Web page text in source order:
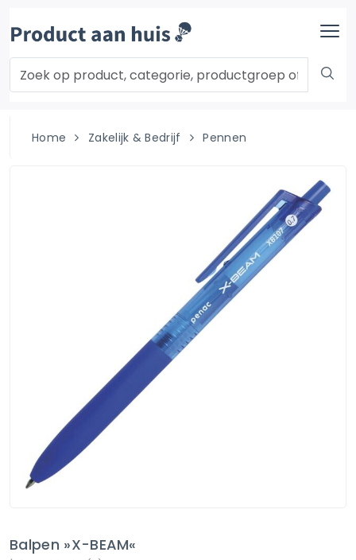
Home Zakelijk & Bedrijf Pennen
Balpen »X-BEAM«